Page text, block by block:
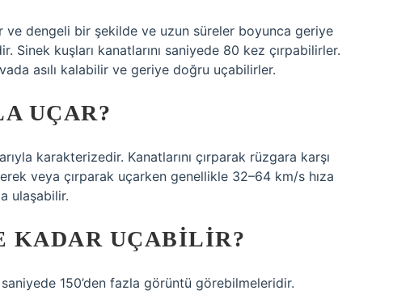
ve dengeli bir şekilde ve uzun süreler boyunca geriye
kuşları kanatlarını saniyede 80 kez çırpabilirler.
asılı kalabilir ve geriye doğru uçabilirler.
UÇAR?
karakterizedir. Kanatlarını çırparak rüzgara karşı
veya çırparak uçarken genellikle 32–64 km/s hıza
ulaşabilir.
KADAR UÇABILIR?
150’den fazla görüntü görebilmeleridir.